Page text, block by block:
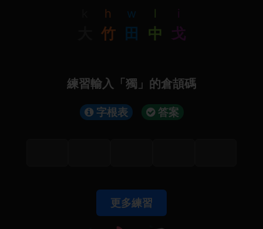
h
竹
w
田
l
中
i
戈
練習輸入「獨」的倉頡碼
字根表 答案
更多練習